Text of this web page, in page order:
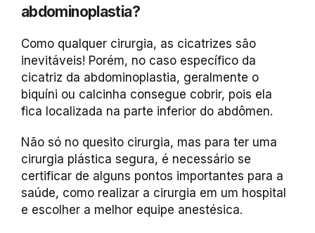
abdominoplastia?
Como qualquer cirurgia, as cicatrizes são
inevitáveis! Porém, no caso específico da
cicatriz da abdominoplastia, geralmente o
biquíni ou calcinha consegue cobrir, pois ela
fica localizada na parte inferior do abdômen.
Não só no quesito cirurgia, mas para ter uma
cirurgia plástica segura, é necessário se
certificar de alguns pontos importantes para a
saúde, como realizar a cirurgia em um hospital
e escolher a melhor equipe anestésica.